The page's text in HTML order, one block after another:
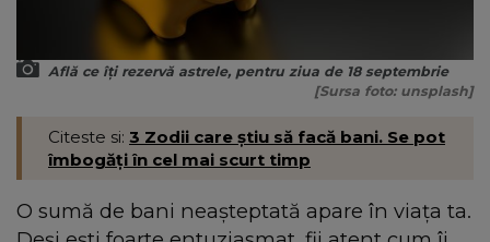
Află ce îți rezervă astrele, pentru ziua de 18 septembrie
[Sursa foto: unsplash]
Citeste si: 3 Zodii care știu să facă bani. Se pot
îmbogăți în cel mai scurt timp
O sumă de bani neașteptată apare în viața ta.